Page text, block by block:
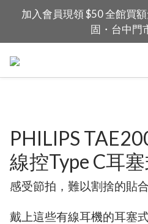
加入會員現領 $50 全館買
固・台中門
PHILIPS
線控Type C耳
感受節拍，難以割捨的貼
戴上這些有線耳機的耳塞